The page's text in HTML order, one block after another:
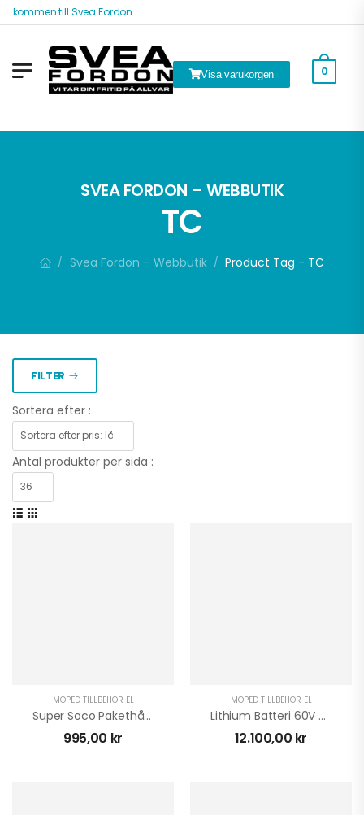
till Svea Fordon
Visa varukorgen 0
SVEA FORDON – WEBBUTIK
TC
/ Svea Fordon – Webbutik / Product Tag - TC
FILTER
Sortera efter :
Antal produkter per sida :
MOPED TILLBEHÖR EL
Super Soco Pakethållare TC / TC MAX
995,00 kr
MOPED TILLBEHÖR EL
Lithium Batteri 60V Super Soco TC | TSX
12.100,00 kr